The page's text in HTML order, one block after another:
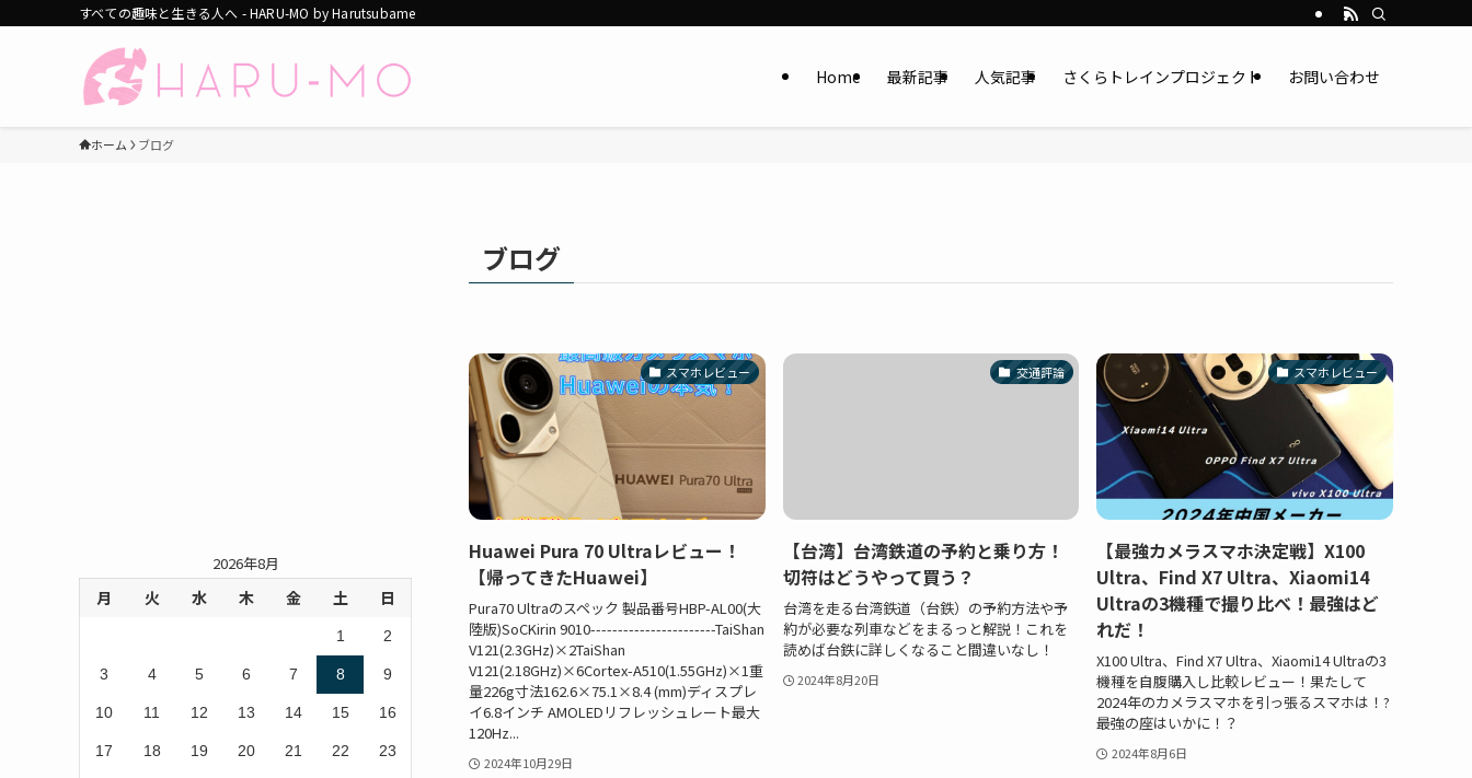
すべての趣味と生きる人へ - HARU-MO by Harutsubame
Home 最新記事 人気記事 さくらトレインプロジェクト お問い合わせ
ホーム ブログ
ブログ
スマホレビュー
Huawei Pura 70 Ultraレビュー！
【帰ってきたHuawei】
Pura70 Ultraのスペック 製品番号HBP-AL00(大
陸版)SoCKirin 9010-----------------------TaiShan
V121(2.3GHz)×2TaiShan
V121(2.18GHz)×6Cortex-A510(1.55GHz)×1重
量226g寸法162.6×75.1×8.4 (mm)ディスプレ
イ6.8インチ AMOLEDリフレッシュレート最大
120Hz...
2024年10月29日
交通評論
【台湾】台湾鉄道の予約と乗り方！
切符はどうやって買う？
台湾を走る台湾鉄道（台鉄）の予約方法や予
約が必要な列車などをまるっと解説！これを
読めば台鉄に詳しくなること間違いなし！
2024年8月20日
スマホレビュー
【最強カメラスマホ決定戦】X100
Ultra、Find X7 Ultra、Xiaomi14
Ultraの3機種で撮り比べ！最強はど
れだ！
X100 Ultra、Find X7 Ultra、Xiaomi14 Ultraの3
機種を自腹購入し比較レビュー！果たして
2024年のカメラスマホを引っ張るスマホは！?
最強の座はいかに！？
2024年8月6日
2026年8月
月 火 水 木 金 土 日
1 2
3 4 5 6 7 8 9
10 11 12 13 14 15 16
17 18 19 20 21 22 23